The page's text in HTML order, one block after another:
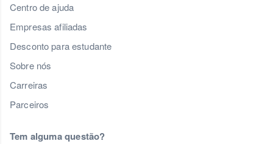
Centro de ajuda
Empresas afiliadas
Desconto para estudante
Sobre nós
Carreiras
Parceiros
Tem alguma questão?